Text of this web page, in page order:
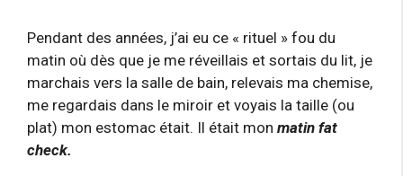
Pendant des années, j’ai eu ce « rituel » fou du
matin où dès que je me réveillais et sortais du lit, je
marchais vers la salle de bain, relevais ma chemise,
me regardais dans le miroir et voyais la taille (ou
plat) mon estomac était. Il était mon matin fat
check.